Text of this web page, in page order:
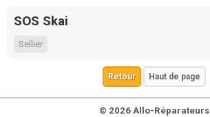
SOS Skai
Sellier
Retour Haut de page
© 2026 Allo-Réparateurs